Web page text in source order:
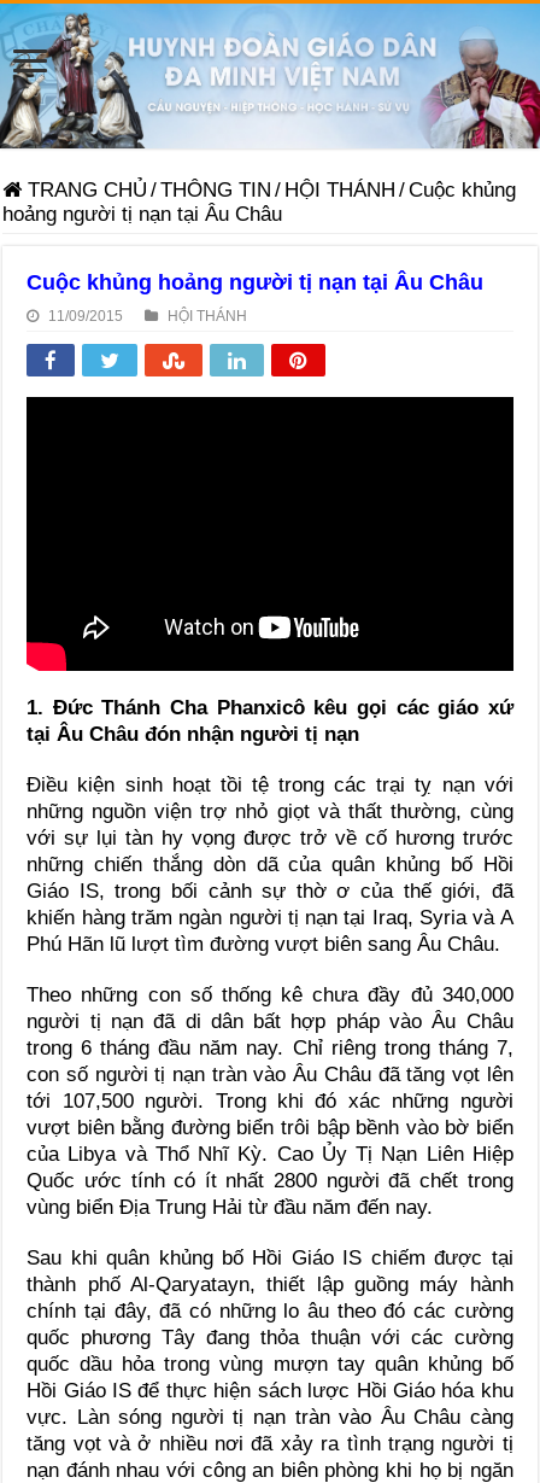
TRANG CHỦ /THÔNG TIN / HỘI THÁNH /Cuộc khủng
hoảng người tị nạn tại Âu Châu
Cuộc khủng hoảng người tị nạn tại Âu Châu
11/09/2015 HỘI THÁNH
1. Đức Thánh Cha Phanxicô kêu gọi các giáo xứ
tại Âu Châu đón nhận người tị nạn
Điều kiện sinh hoạt tồi tệ trong các trại tỵ nạn với
những nguồn viện trợ nhỏ giọt và thất thường, cùng
với sự lụi tàn hy vọng được trở về cố hương trước
những chiến thắng dòn dã của quân khủng bố Hồi
Giáo IS, trong bối cảnh sự thờ ơ của thế giới, đã
khiến hàng trăm ngàn người tị nạn tại Iraq, Syria và A
Phú Hãn lũ lượt tìm đường vượt biên sang Âu Châu.
Theo những con số thống kê chưa đầy đủ 340,000
người tị nạn đã di dân bất hợp pháp vào Âu Châu
trong 6 tháng đầu năm nay. Chỉ riêng trong tháng 7,
con số người tị nạn tràn vào Âu Châu đã tăng vọt lên
tới 107,500 người. Trong khi đó xác những người
vượt biên bằng đường biển trôi bập bềnh vào bờ biển
của Libya và Thổ Nhĩ Kỳ. Cao Ủy Tị Nạn Liên Hiệp
Quốc ước tính có ít nhất 2800 người đã chết trong
vùng biển Địa Trung Hải từ đầu năm đến nay.
Sau khi quân khủng bố Hồi Giáo IS chiếm được tại
thành phố Al-Qaryatayn, thiết lập guồng máy hành
chính tại đây, đã có những lo âu theo đó các cường
quốc phương Tây đang thỏa thuận với các cường
quốc dầu hỏa trong vùng mượn tay quân khủng bố
Hồi Giáo IS để thực hiện sách lược Hồi Giáo hóa khu
vực. Làn sóng người tị nạn tràn vào Âu Châu càng
tăng vọt và ở nhiều nơi đã xảy ra tình trạng người tị
nạn đánh nhau với công an biên phòng khi họ bị ngăn